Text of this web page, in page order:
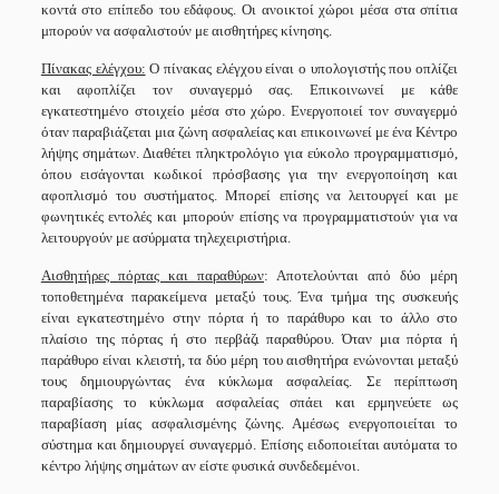
κοντά στο επίπεδο του εδάφους. Οι ανοικτοί χώροι μέσα στα σπίτια
μπορούν να ασφαλιστούν με αισθητήρες κίνησης.
Πίνακας ελέγχου: Ο πίνακας ελέγχου είναι ο υπολογιστής που οπλίζει
και αφοπλίζει τον συναγερμό σας. Επικοινωνεί με κάθε
εγκατεστημένο στοιχείο μέσα στο χώρο. Ενεργοποιεί τον συναγερμό
όταν παραβιάζεται μια ζώνη ασφαλείας και επικοινωνεί με ένα Κέντρο
λήψης σημάτων. Διαθέτει πληκτρολόγιο για εύκολο προγραμματισμό,
όπου εισάγονται κωδικοί πρόσβασης για την ενεργοποίηση και
αφοπλισμό του συστήματος. Μπορεί επίσης να λειτουργεί και με
φωνητικές εντολές και μπορούν επίσης να προγραμματιστούν για να
λειτουργούν με ασύρματα τηλεχειριστήρια.
Αισθητήρες πόρτας και παραθύρων: Αποτελούνται από δύο μέρη
τοποθετημένα παρακείμενα μεταξύ τους. Ένα τμήμα της συσκευής
είναι εγκατεστημένο στην πόρτα ή το παράθυρο και το άλλο στο
πλαίσιο της πόρτας ή στο περβάζι παραθύρου. Όταν μια πόρτα ή
παράθυρο είναι κλειστή, τα δύο μέρη του αισθητήρα ενώνονται μεταξύ
τους δημιουργώντας ένα κύκλωμα ασφαλείας. Σε περίπτωση
παραβίασης το κύκλωμα ασφαλείας σπάει και ερμηνεύετε ως
παραβίαση μίας ασφαλισμένης ζώνης. Αμέσως ενεργοποιείται το
σύστημα και δημιουργεί συναγερμό. Επίσης ειδοποιείται αυτόματα το
κέντρο λήψης σημάτων αν είστε φυσικά συνδεδεμένοι.